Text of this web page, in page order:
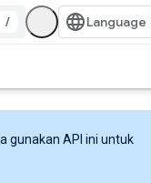
/
gunakan API ini untuk